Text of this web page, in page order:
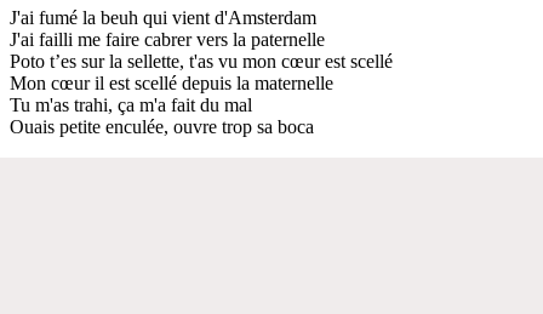
J'ai fumé la beuh qui vient d'Amsterdam
J'ai failli me faire cabrer vers la paternelle
Poto t’es sur la sellette, t'as vu mon cœur est scellé
Mon cœur il est scellé depuis la maternelle
Tu m'as trahi, ça m'a fait du mal
Ouais petite enculée, ouvre trop sa boca